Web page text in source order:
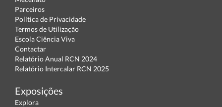
Parceiros
Política de Privacidade
Termos de Utilização
Escola Ciência Viva
Contactar
Relatório Anual RCN 2024
Relatório Intercalar RCN 2025
Exposições
Explora